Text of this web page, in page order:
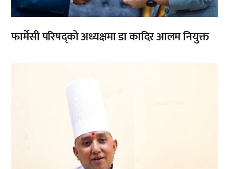
फार्मेसी परिषद्को अध्यक्षमा डा कादिर आलम नियुक्त
,